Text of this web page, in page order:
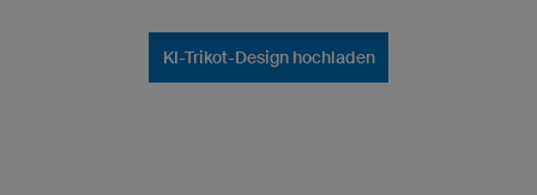
KI-Trikot-Design hochladen